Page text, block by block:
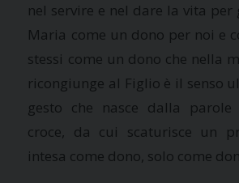
nel servire e nel dare la vita
Maria come un dono per noi e
stessi come un dono che nella
ricongiunge al Figlio è il senso
gesto che nasce dalla
croce, da cui scaturisce un
intesa come dono, solo come